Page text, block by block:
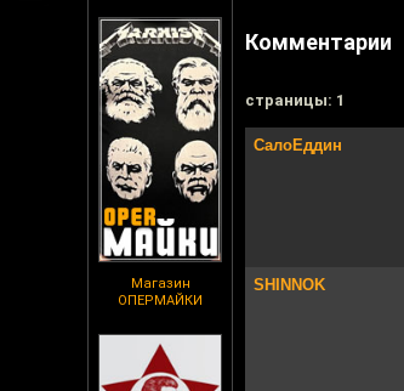
Магазин
ОПЕРМАЙКИ
Комментарии
cтраницы: 1
СалоЕддин
SHINNOK